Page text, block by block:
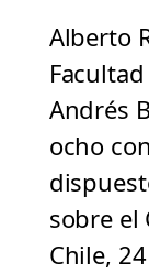
Alberto
Andrés
ocho
sobre el
Chile,